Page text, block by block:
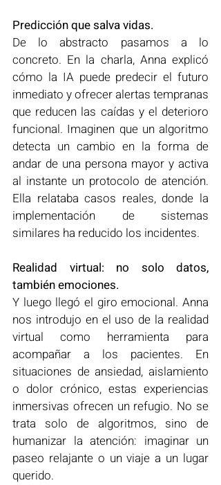
Predicción que salva vidas.
De lo abstracto pasamos a lo
concreto. En la charla, Anna explicó
cómo la IA puede predecir el futuro
inmediato y ofrecer alertas tempranas
que reducen las caídas y el deterioro
funcional. Imaginen que un algoritmo
detecta un cambio en la forma de
andar de una persona mayor y activa
al instante un protocolo de atención.
Ella relataba casos reales, donde la
implementación de sistemas
similares ha reducido los incidentes.
Realidad virtual: no solo datos,
también emociones.
Y luego llegó el giro emocional. Anna
nos introdujo en el uso de la realidad
virtual como herramienta para
acompañar a los pacientes. En
situaciones de ansiedad, aislamiento
o dolor crónico, estas experiencias
inmersivas ofrecen un refugio. No se
trata solo de algoritmos, sino de
humanizar la atención: imaginar un
paseo relajante o un viaje a un lugar
querido.